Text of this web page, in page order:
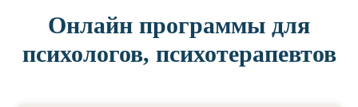
Онлайн программы для
психологов, психотерапевтов